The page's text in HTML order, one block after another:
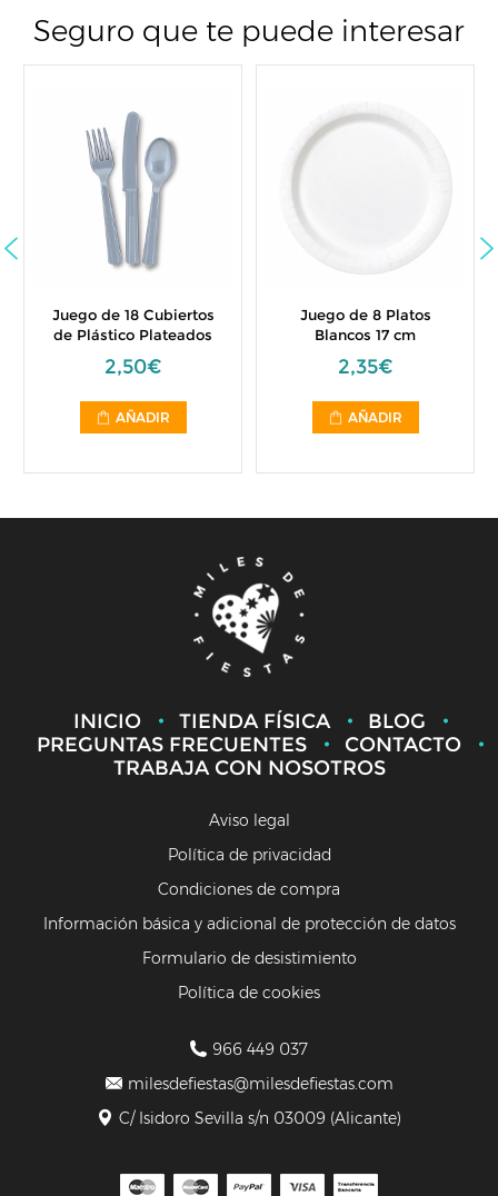
Seguro que te puede interesar
Juego de 18 Cubiertos
de Plástico Plateados
2,50€
AÑADIR
Juego de 8 Platos
Blancos 17 cm
2,35€
AÑADIR
INICIO TIENDA FÍSICA
BLOG
PREGUNTAS FRECUENTES
CONTACTO
TRABAJA CON NOSOTROS
Aviso legal
Política de privacidad
Condiciones de compra
Información básica y adicional de protección de datos
Formulario de desistimiento
Política de cookies
966 449 037
milesdefiestas@milesdefiestas.com
C/ Isidoro Sevilla s/n 03009 (Alicante)